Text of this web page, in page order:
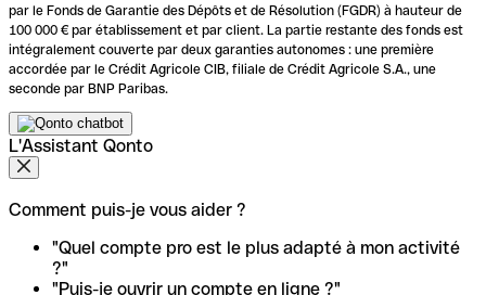
par le Fonds de Garantie des Dépôts et de Résolution (FGDR) à hauteur de
100 000 € par établissement et par client. La partie restante des fonds est
intégralement couverte par deux garanties autonomes : une première
accordée par le Crédit Agricole CIB, filiale de Crédit Agricole S.A., une
seconde par BNP Paribas.
L'Assistant Qonto
Comment puis-je vous aider ?
"Quel compte pro est le plus adapté à mon activité
?"
"Puis-je ouvrir un compte en ligne ?"